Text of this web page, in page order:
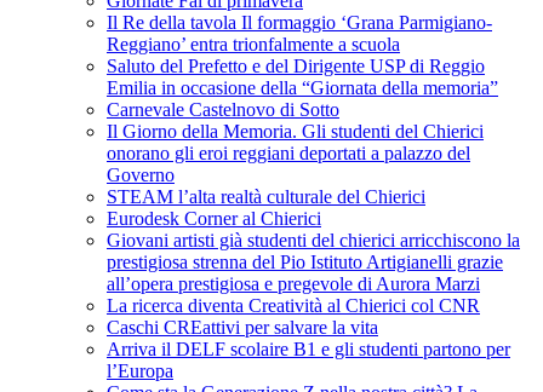
Il Re della tavola Il formaggio ‘Grana Parmigiano-
Reggiano’ entra trionfalmente a scuola
Saluto del Prefetto e del Dirigente USP di Reggio
Emilia in occasione della “Giornata della memoria”
Carnevale Castelnovo di Sotto
Il Giorno della Memoria. Gli studenti del Chierici
onorano gli eroi reggiani deportati a palazzo del
Governo
STEAM l’alta realtà culturale del Chierici
Eurodesk Corner al Chierici
Giovani artisti già studenti del chierici arricchiscono la
prestigiosa strenna del Pio Istituto Artigianelli grazie
all’opera prestigiosa e pregevole di Aurora Marzi
La ricerca diventa Creatività al Chierici col CNR
Caschi CREattivi per salvare la vita
Arriva il DELF scolaire B1 e gli studenti partono per
l’Europa